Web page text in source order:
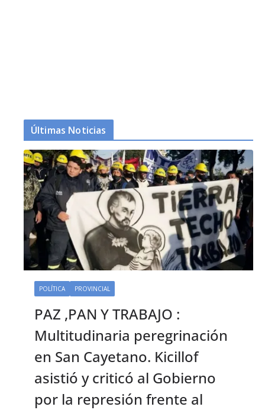
Últimas Noticias
POLÍTICA PROVINCIAL
PAZ ,PAN Y TRABAJO :
Multitudinaria peregrinación
en San Cayetano. Kicillof
asistió y criticó al Gobierno
por la represión frente al